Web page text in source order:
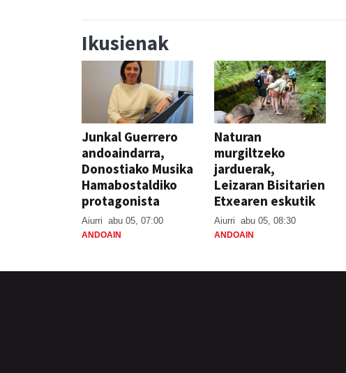
Ikusienak
Junkal Guerrero
andoaindarra,
Donostiako Musika
Hamabostaldiko
protagonista
Aiurri abu 05, 07:00
ANDOAIN
Naturan
murgiltzeko
jarduerak,
Leizaran Bisitarien
Etxearen eskutik
Aiurri abu 05, 08:30
ANDOAIN